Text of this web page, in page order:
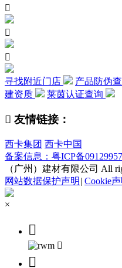



寻找附近门店 产品防伪
建资质
莱茵认证查询
 友情链接：
西卡集团 西卡中国
备案信息：粤ICP备
（广州）建材有限公司 All
网站数据保护声明 | Cookie声
×


